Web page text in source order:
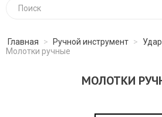
Главная > Ручной инструмент >
Молотки ручные
МОЛОТКИ